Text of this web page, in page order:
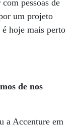
pessoas de
um projeto
hoje mais perto
de nos
a Accenture em